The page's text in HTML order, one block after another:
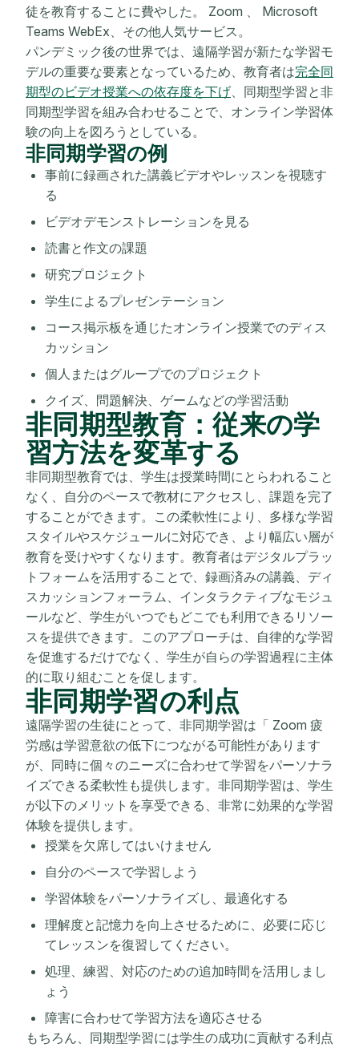
徒を教育することに費やした。 Zoom 、 Microsoft
Teams WebEx、その他人気サービス。
パンデミック後の世界では、遠隔学習が新たな学習モ
デルの重要な要素となっているため、教育者は完全同
期型のビデオ授業への依存度を下げ 、同期型学習と非
同期型学習を組み合わせることで、オンライン学習体
験の向上を図ろうとしている。
非同期学習の例
事前に録画された講義ビデオやレッスンを視聴す
る
ビデオデモンストレーションを見る
読書と作文の課題
研究プロジェクト
学生によるプレゼンテーション
コース掲示板を通じたオンライン授業でのディス
カッション
個人またはグループでのプロジェクト
クイズ、問題解決、ゲームなどの学習活動
非同期型教育：従来の学
習方法を変革する
非同期型教育では、学生は授業時間にとらわれること
なく、自分のペースで教材にアクセスし、課題を完了
することができます。この柔軟性により、多様な学習
スタイルやスケジュールに対応でき、より幅広い層が
教育を受けやすくなります。教育者はデジタルプラッ
トフォームを活用することで、録画済みの講義、ディ
スカッションフォーラム、インタラクティブなモジュ
ールなど、学生がいつでもどこでも利用できるリソー
スを提供できます。このアプローチは、自律的な学習
を促進するだけでなく、学生が自らの学習過程に主体
的に取り組むことを促します。
非同期学習の利点
遠隔学習の生徒にとって、非同期学習は「 Zoom 疲
労感は学習意欲の低下につながる可能性があります
が、同時に個々のニーズに合わせて学習をパーソナラ
イズできる柔軟性も提供します。非同期学習は、学生
が以下のメリットを享受できる、非常に効果的な学習
体験を提供します。
授業を欠席してはいけません
自分のペースで学習しよう
学習体験をパーソナライズし、最適化する
理解度と記憶力を向上させるために、必要に応じ
てレッスンを復習してください。
処理、練習、対応のための追加時間を活用しまし
ょう
障害に合わせて学習方法を適応させる
もちろん、同期型学習には学生の成功に貢献する利点